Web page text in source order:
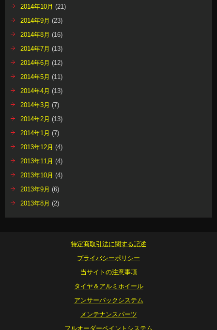
2014年10月 (21)
2014年9月 (23)
2014年8月 (16)
2014年7月 (13)
2014年6月 (12)
2014年5月 (11)
2014年4月 (13)
2014年3月 (7)
2014年2月 (13)
2014年1月 (7)
2013年12月 (4)
2013年11月 (4)
2013年10月 (4)
2013年9月 (6)
2013年8月 (2)
特定商取引法に関する記述
プライバシーポリシー
当サイトの注意事項
タイヤ＆アルミホイール
アンサーバックシステム
メンテナンスパーツ
フルオーダーペイントシステム